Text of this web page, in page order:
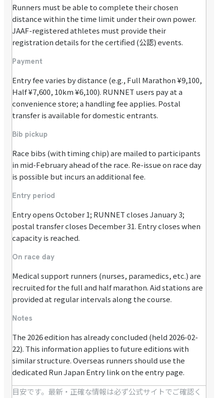
Runners must be able to complete their chosen
distance within the time limit under their own power.
JAAF-registered athletes must provide their
registration details for the certified (公認) events.
Payment
Entry fee varies by distance (e.g., Full Marathon ¥9,100,
Half ¥7,600, 10km ¥6,100). RUNNET users pay at a
convenience store; a handling fee applies. Postal
transfer is available for domestic entrants.
Bib pickup
Race bibs (with timing chip) are mailed to participants
in mid-February ahead of the race. Re-issue on race day
is possible but incurs an additional fee.
Entry period
Entry opens October 1; RUNNET closes January 3;
postal transfer closes December 31. Entry closes when
capacity is reached.
On race day
Medical support runners (nurses, paramedics, etc.) are
recruited for the full and half marathon. Aid stations are
provided at regular intervals along the course.
Notes
The 2026 edition has already concluded (held 2026-02-
22). This information applies to future editions with
similar structure. Overseas runners should use the
dedicated Run Japan Entry link on the entry page.
目安です。最新・正確な情報は必ず公式サイトでご確認く